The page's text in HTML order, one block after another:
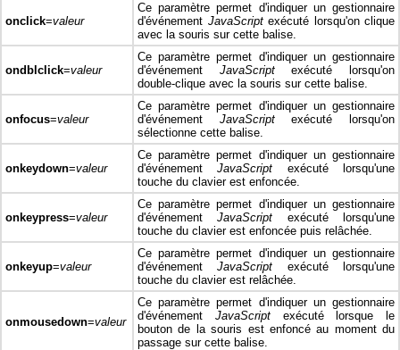
onclick=valeur
Ce paramètre permet d'indiquer un gestionnaire
d'événement JavaScriptexécuté lorsqu'on clique
avec la souris sur cette balise.
ondblclick=valeur
Ce paramètre permet d'indiquer un gestionnaire
d'événement JavaScriptexécuté lorsqu'on
double-clique avec la souris sur cette balise.
onfocus=valeur
Ce paramètre permet d'indiquer un gestionnaire
d'événement JavaScriptexécuté lorsqu'on
sélectionne cette balise.
onkeydown=valeur
Ce paramètre permet d'indiquer un gestionnaire
d'événementJavaScript exécuté lorsqu'une
touche du clavier est enfoncée.
onkeypress=valeur
Ce paramètre permet d'indiquer un gestionnaire
d'événementJavaScript exécuté lorsqu'une
touche du clavier est enfoncée puis relâchée.
onkeyup=valeur
Ce paramètre permet d'indiquer un gestionnaire
d'événementJavaScript exécuté lorsqu'une
touche du clavier est relâchée.
onmousedown=valeur
Ce paramètre permet d'indiquer un gestionnaire
d'événement JavaScriptexécuté lorsque le
bouton de la souris est enfoncé au moment du
passage sur cette balise.